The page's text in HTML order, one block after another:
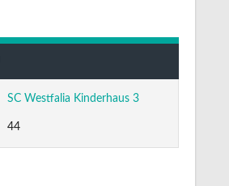
SC Westfalia Kinderhaus 3
44